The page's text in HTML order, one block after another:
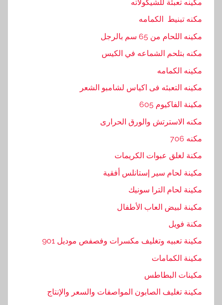
ا
م
ا
ك
,
ش
ة
,
ه
,
ا
م
مكينه تعبئة للشيكولاته
مكنه تبنيط الكمامه
مكينه اللحام من 65 سم بالرجل
مكنه بتلحم الشماعه في الكيس
مكينه الكمامه
مكينه التعبئه فى اكياس لشامبو الشعر
مكينة الفاكيوم 605
مكنه الاسترتش والورق الحرارى
مكنه 706
مكنة لغلق عبوات الكريمات
مكينة لحام سير إستانلس أفقية
مكينة لحام الترا سونيك
مكينة لبيض العاب الأطفال
مكنة فويل
مكينة تعبيه وتغليف مكسرات وفصفص موديل 901
مكينة الكمامات
مكينات البطاطس
مكينة تغليف الصابون المواصفات والسعر والإنتاج